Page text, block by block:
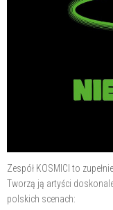
​​Zespół KOSMICI to
Tworzą ją artyści
polskich scenach: